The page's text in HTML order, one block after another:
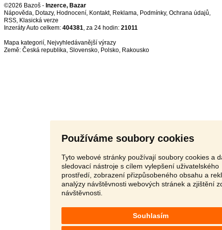
Používáme soubory cookies
Tyto webové stránky používají soubory cookies a
sledovací nástroje s cílem vylepšení uživatelského
prostředí, zobrazení přizpůsobeného obsahu a
analýzy návštěvnosti webových stránek a zjištění
návštěvnosti.
Souhlasím
©2026 Bazoš - Inzerce, Bazar
Nápověda, Dotazy, Hodnocení, Kontakt, Reklama, Podmínky, Ochrana údajů,
RSS,
Inzeráty Auto celkem: 404381, za 24 hodin: 21011
Mapa kategorií, Nejvyhledávanější výrazy
Země: Česká republika, Slovensko, Polsko, Rakousko